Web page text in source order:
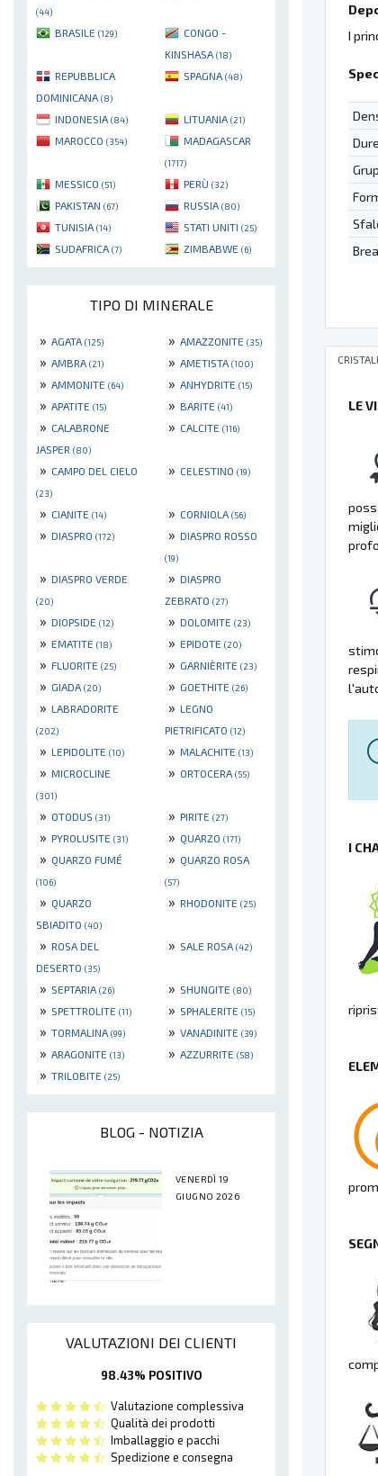
(44)
BRASILE (129)
CONGO -
KINSHASA (18)
REPUBBLICA
DOMINICANA (8)
SPAGNA (48)
INDONESIA (84) LITUANIA (21)
MAROCCO (354) MADAGASCAR
(1717)
MESSICO (51) PERÙ (32)
PAKISTAN (67) RUSSIA (80)
TUNISIA (14) STATI UNITI (25)
SUDAFRICA (7) ZIMBABWE (6)
TIPO DI MINERALE
» AGATA (125) » AMAZZONITE (35)
» AMBRA (21) » AMETISTA (100)
» AMMONITE (64) » ANHYDRITE (15)
» APATITE (15) » BARITE (41)
» CALABRONE
JASPER (80)
» CALCITE (116)
» CAMPO DEL CIELO
(23)
» CELESTINO (19)
» CIANITE (14) » CORNIOLA (56)
» DIASPRO (172) » DIASPRO ROSSO
(19)
» DIASPRO VERDE
(20)
» DIASPRO
ZEBRATO (27)
» DIOPSIDE (12) » DOLOMITE (23)
» EMATITE (18) » EPIDOTE (20)
» FLUORITE (25) » GARNIÈRITE (23)
» GIADA (20) » GOETHITE (26)
» LABRADORITE
(202)
» LEGNO
PIETRIFICATO (12)
» LEPIDOLITE (10) » MALACHITE (13)
» MICROCLINE
(301)
» ORTOCERA (55)
» OTODUS (31) » PIRITE (27)
» PYROLUSITE (31) » QUARZO (171)
» QUARZO FUMÉ
(106)
» QUARZO ROSA
(57)
» QUARZO
SBIADITO (40)
» RHODONITE (25)
» ROSA DEL
DESERTO (35)
» SALE ROSA (42)
» SEPTARIA (26) » SHUNGITE (80)
» SPETTROLITE (11) » SPHALERITE (15)
» TORMALINA (99) » VANADINITE (39)
» ARAGONITE (13) » AZZURRITE (58)
» TRILOBITE (25)
BLOG - NOTIZIA
VENERDÌ 19
GIUGNO 2026
VALUTAZIONI DEI CLIENTI
98.43% POSITIVO
Valutazione complessiva
Qualità dei prodotti
Imballaggio e pacchi
Spedizione e consegna
I
LE
I